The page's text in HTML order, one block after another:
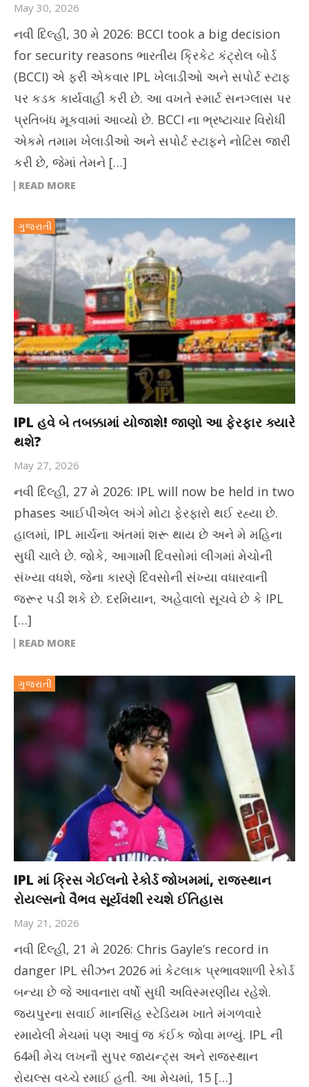
May 30, 2026
નવી દિલ્હી, 30 મે 2026: BCCI took a big decision
for security reasons ભારતીય ક્રિકેટ કંટ્રોલ બોર્ડ
(BCCI) એ ફરી એકવાર IPL ખેલાડીઓ અને સપોર્ટ સ્ટાફ
પર કડક કાર્યવાહી કરી છે. આ વખતે સ્માર્ટ સનગ્લાસ પર
પ્રતિબંધ મૂકવામાં આવ્યો છે. BCCI ના ભ્રષ્ટાચાર વિરોધી
એકમે તમામ ખેલાડીઓ અને સપોર્ટ સ્ટાફને નોટિસ જારી
કરી છે, જેમાં તેમને […]
READ MORE
ગુજરાતી
IPL હવે બે તબક્કામાં યોજાશે! જાણો આ ફેરફાર ક્યારે
થશે?
May 27, 2026
નવી દિલ્હી, 27 મે 2026: IPL will now be held in two
phases આઈપીએલ અંગે મોટા ફેરફારો થઈ રહ્યા છે.
હાલમાં, IPL માર્ચના અંતમાં શરૂ થાય છે અને મે મહિના
સુધી ચાલે છે. જોકે, આગામી દિવસોમાં લીગમાં મેચોની
સંખ્યા વધશે, જેના કારણે દિવસોની સંખ્યા વધારવાની
જરૂર પડી શકે છે. દરમિયાન, અહેવાલો સૂચવે છે કે IPL
[…]
READ MORE
ગુજરાતી
IPL માં ક્રિસ ગેઈલનો રેકોર્ડ જોખમમાં, રાજસ્થાન
રોયલ્સનો વૈભવ સૂર્યવંશી રચશે ઈતિહાસ
May 21, 2026
નવી દિલ્હી, 21 મે 2026: Chris Gayle’s record in
danger IPL સીઝન 2026 માં કેટલાક પ્રભાવશાળી રેકોર્ડ
બન્યા છે જે આવનારા વર્ષો સુધી અવિસ્મરણીય રહેશે.
જયપુરના સવાઈ માનસિંહ સ્ટેડિયમ ખાતે મંગળવારે
રમાયેલી મેચમાં પણ આવું જ કંઈક જોવા મળ્યું. IPL ની
64મી મેચ લખનૌ સુપર જાયન્ટ્સ અને રાજસ્થાન
રોયલ્સ વચ્ચે રમાઈ હતી. આ મેચમાં, 15 […]